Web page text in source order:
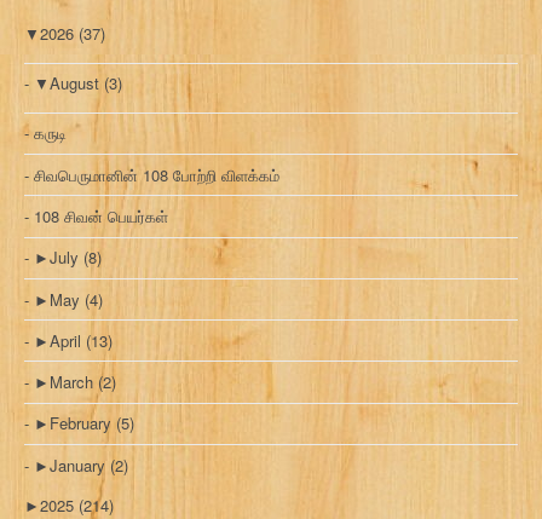
▼2026 (37)
▼August (3)
கருடி
சிவபெருமானின் 108 போற்றி விளக்கம்
108 சிவன் பெயர்கள்
►July (8)
► May (4)
►April (13)
► March (2)
► February (5)
►January (2)
►2025 (214)